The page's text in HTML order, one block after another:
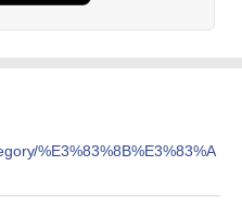
%E3%83%8B%E3%83%A